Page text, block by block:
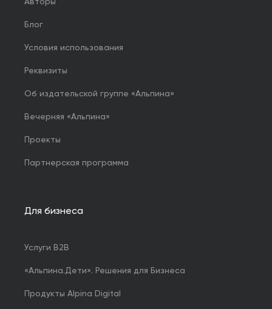
Авторы
Блог
Условия использования
Реквизиты
Об издательской группе «Альпина»
Вечерняя «Альпина»
Проекты
Партнерская программа
Для бизнеса
Услуги B2B
«Альпина.Дети». Решения для Бизнеса
Продукты Alpina Digital